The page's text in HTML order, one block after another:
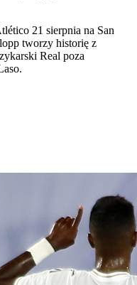
21 sierpnia na San
tworzy historię z
Real poza